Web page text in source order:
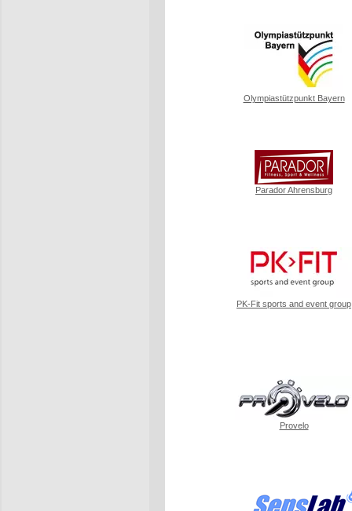
Olympiastützpunkt Bayern
Parador Ahrensburg
PK-Fit sports and event group
Provelo